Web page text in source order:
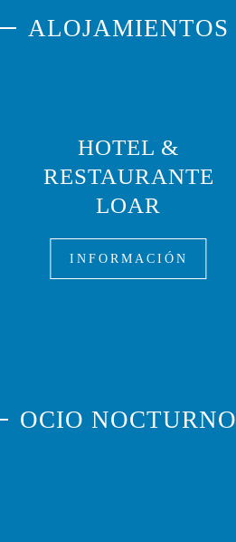
ALOJAMIENTOS
HOTEL &
RESTAURANTE
LOAR
INFORMACIÓN
OCIO NOCTURNO